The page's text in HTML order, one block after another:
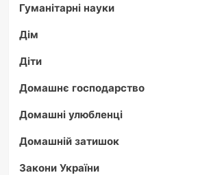
Гуманітарні науки
Дім
Діти
Домашнє господарство
Домашні улюбленці
Домашній затишок
Закони України